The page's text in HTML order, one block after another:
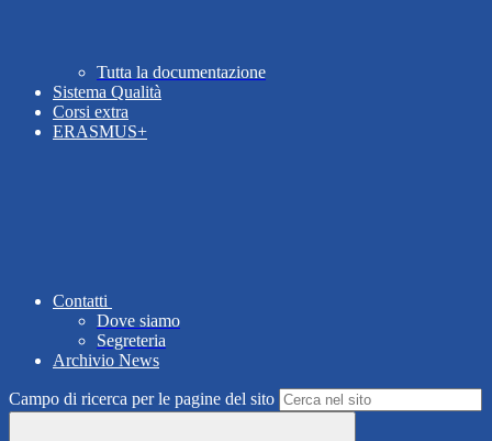
Tutta la documentazione
Sistema Qualità
Corsi extra
ERASMUS+
Contatti
Dove siamo
Segreteria
Archivio News
Campo di ricerca per le pagine del sito